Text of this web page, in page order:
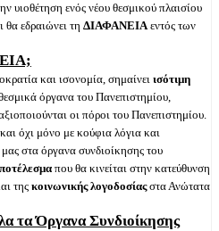
υιοθέτηση ενός νέου θεσμικού πλαισίου
θα εδραιώνει τη ΔΙΑΦΑΝΕΙΑεντός των
και ισονομία, σημαίνειισότιμη
όργανα του Πανεπιστημίου,
οι πόροι του Πανεπιστημίου.
όχι μόνο με κούφια λόγια και
στα όργανα συνδιοίκησης του
που θα κινείται στην κατεύθυνση
της κοινωνικής λογοδοσίαςστα Ανώτατα
τα Όργανα Συνδιοίκησης